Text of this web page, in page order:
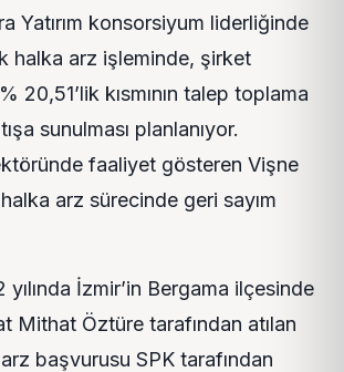
Yatırım konsorsiyum liderliğinde
halka arz işleminde, şirket
20,51’lik kısmının talep toplama
sunulması planlanıyor.
faaliyet gösteren Vişne
arz sürecinde geri sayım
yılında İzmir’in Bergama ilçesinde
Mithat Öztüre tarafından atılan
başvurusu SPK tarafından